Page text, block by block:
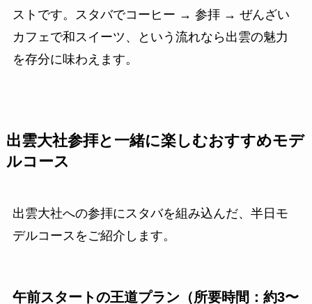
ストです。スタバでコーヒー → 参拝 → ぜんざい
カフェで和スイーツ、という流れなら出雲の魅力
を存分に味わえます。
出雲大社参拝と一緒に楽しむおすすめモデ
ルコース
出雲大社への参拝にスタバを組み込んだ、半日モ
デルコースをご紹介します。
午前スタートの王道プラン（所要時間：約3〜